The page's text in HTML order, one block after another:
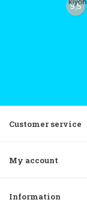
9,5
Customer service
My account
Information